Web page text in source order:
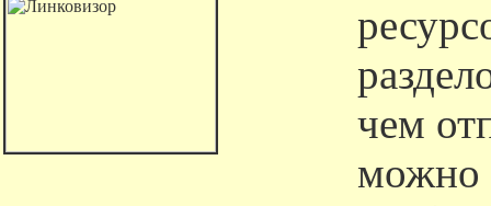
чем
можно